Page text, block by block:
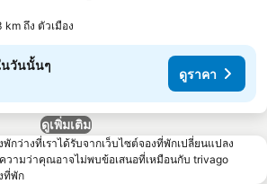
km ถึง ตัวเมือง
นวันนั้นๆ
ดูราคา
ดูเพิ่มเติม
กว่างที่เราได้รับจากเว็บไซต์จองที่พักเปลี่ยนแปลง
วามว่าคุณอาจไม่พบข้อเสนอที่เหมือนกับ trivago
ที่พัก